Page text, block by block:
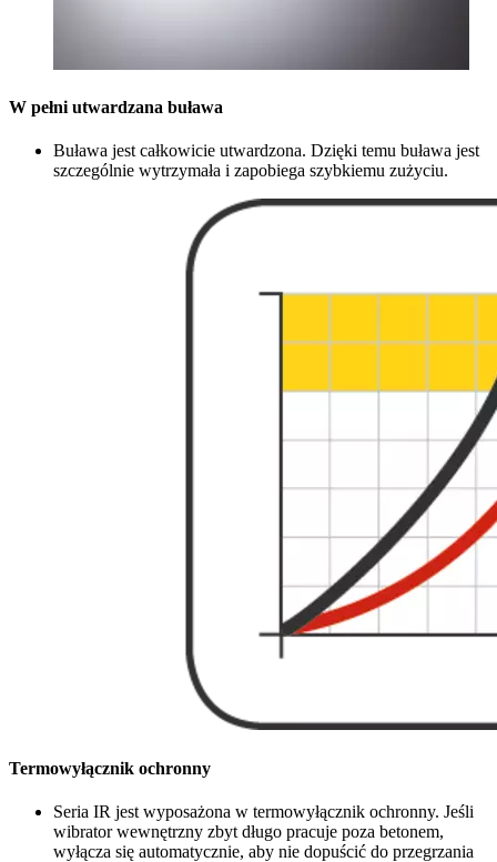
W pełni utwardzana buława
Buława jest całkowicie utwardzona. Dzięki temu buława jest
szczególnie wytrzymała i zapobiega szybkiemu zużyciu.
Termowyłącznik ochronny
Seria IR jest wyposażona w termowyłącznik ochronny. Jeśli
wibrator wewnętrzny zbyt długo pracuje poza betonem,
wyłącza się automatycznie, aby nie dopuścić do przegrzania